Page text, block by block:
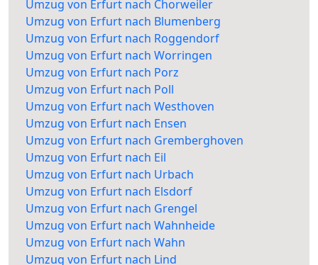
Umzug von Erfurt nach Chorweiler
Umzug von Erfurt nach Blumenberg
Umzug von Erfurt nach Roggendorf
Umzug von Erfurt nach Worringen
Umzug von Erfurt nach Porz
Umzug von Erfurt nach Poll
Umzug von Erfurt nach Westhoven
Umzug von Erfurt nach Ensen
Umzug von Erfurt nach Gremberghoven
Umzug von Erfurt nach Eil
Umzug von Erfurt nach Urbach
Umzug von Erfurt nach Elsdorf
Umzug von Erfurt nach Grengel
Umzug von Erfurt nach Wahnheide
Umzug von Erfurt nach Wahn
Umzug von Erfurt nach Lind